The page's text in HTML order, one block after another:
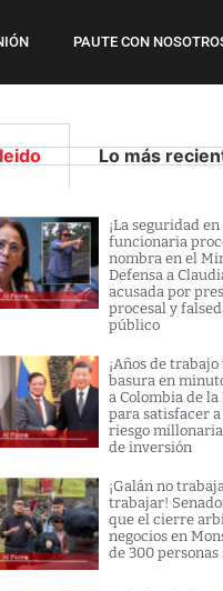
PAUTE CON
Lo más
¡La seguridad
funcionaria
nombra en el
Defensa a
acusada por
procesal y
público
¡Años de
basura en
a Colombia de la
para satisfacer
riesgo
de inversión
¡Galán no
trabajar!
que el cierre
negocios en
de 300